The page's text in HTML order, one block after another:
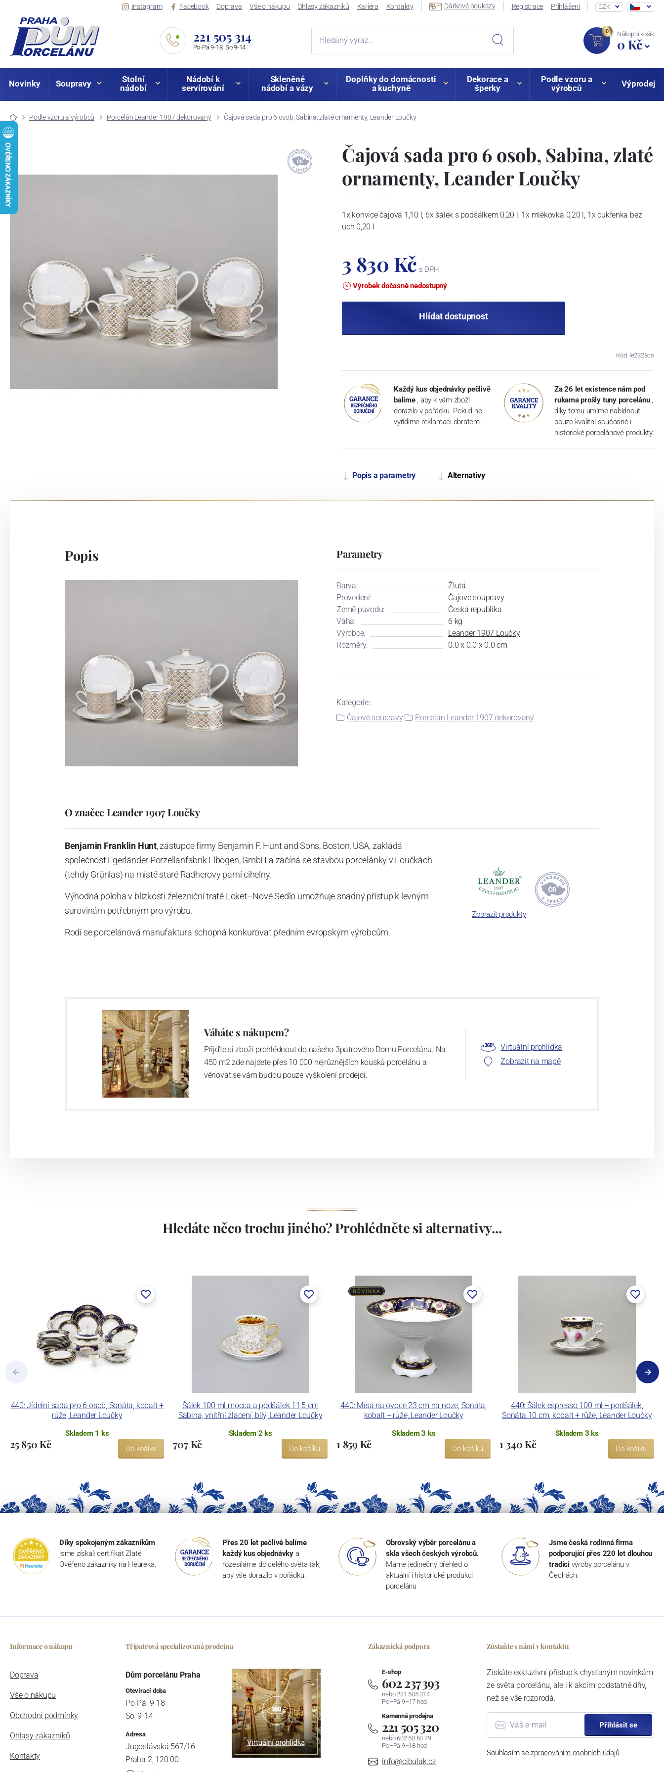
Instagram Facebook Doprava Vše o nákupu Ohlasy zákazníků Kariéra Kontakty Dárkové poukazy Registrace Přihlášení CZK
221 505 314
Po-Pá 9-18, So 9-14
0 Nákupní košík
0 Kč
Novinky Soupravy
Stolní
nádobí
Nádobí k
servírování
Skleněné
nádobí a vázy
Doplňky do domácnosti
a kuchyně
Dekorace a
šperky
Podle vzoru a
výrobců
Výprodej
Podle vzoru a výrobců Porcelán Leander 1907 dekorovaný Čajová sada pro 6 osob, Sabina, zlaté ornamenty, Leander Loučky
Čajová sada pro 6 osob, Sabina, zlaté
ornamenty, Leander Loučky
1x konvice čajová 1,10 l, 6x šálek s podšálkem 0,20 l, 1x mlékovka 0,20 l, 1x cukřenka bez
uch 0,20 l
3 830 Kč s DPH
Výrobek dočasně nedostupný
Hlídat dostupnost
Kód: le2328cs
Každý kus objednávky pečlivě
balíme , aby k vám zboží
dorazilo v pořádku. Pokud ne,
vyřídíme reklamaci obratem.
Za 26 let existence nám pod
rukama prošly tuny porcelánu ,
díky tomu umíme nabídnout
pouze kvalitní současné i
historické porcelánové produkty.
Popis a parametry Alternativy
Popis Parametry
Barva:
Žlutá
Provedení:
Čajové soupravy
Země původu:
Česká republika
Váha:
6 kg
Výrobce:
Leander 1907 Loučky
Rozměry:
0.0 x 0.0 x 0.0 cm
Kategorie:
Čajové soupravy
Porcelán Leander 1907 dekorovaný
O značce Leander 1907 Loučky
Benjamin Franklin Hunt, zástupce firmy Benjamin F. Hunt and Sons, Boston, USA, zakládá
společnost Egerländer Porzellanfabrik Elbogen, GmbH a začíná se stavbou porcelánky v Loučkách
(tehdy Grünlas) na místě staré Radherovy parní cihelny.
Výhodná poloha v blízkosti železniční tratě Loket–Nové Sedlo umožňuje snadný přístup k levným
surovinám potřebným pro výrobu.
Rodí se porcelánová manufaktura schopná konkurovat předním evropským výrobcům.
Zobrazit produkty
Váháte s nákupem?
Přijďte si zboží prohlédnout do našeho 3patrového Domu Porcelánu. Na
450 m2 zde najdete přes 10 000 nejrůznějších kousků porcelánu a
věnovat se vám budou pouze vyškolení prodejci.
Virtuální prohlídka
Zobrazit na mapě
Hledáte něco trochu jiného? Prohlédněte si alternativy...
440: Jídelní sada pro 6 osob, Sonáta, kobalt +
růže, Leander Loučky
Skladem 1 ks
25 850 Kč Do košíku
Šálek 100 ml mocca a podšálek 11,5 cm
Sabina, vnitřní zlacení, bílý, Leander Loučky
Skladem 2 ks
707 Kč Do košíku
440: Mísa na ovoce 23 cm na noze, Sonáta,
kobalt + růže, Leander Loučky
NOVINKA
Skladem 3 ks
1 859 Kč Do košíku
440: Šálek espresso 100 ml + podšálek,
Sonáta 10 cm, kobalt + růže, Leander Loučky
Skladem 3 ks
1 340 Kč Do košíku
Díky spokojeným zákazníkům
jsme získali certifikát Zlaté
Ověřeno zákazníky na Heureka.
Přes 20 let pečlivě balíme
každý kus objednávky a
rozesíláme do celého světa tak,
aby vše dorazilo v pořádku.
Obrovský výběr porcelánu a
skla všech českých výrobců.
Máme jedinečný přehled o
aktuální i historické produkci
porcelánu
Jsme česká rodinná firma
podporující přes 220 let dlouhou
tradici výroby porcelánu v
Čechách.
Informace o nákupu
Doprava
Vše o nákupu
Obchodní podmínky
Ohlasy zákazníků
Kontakty
Třípatrová specializovaná prodejna
Dům porcelánu Praha
Otevírací doba
Po-Pá: 9-18
So: 9-14
Adresa
Jugoslávská 567/16
Praha 2, 120 00
Zákaznická podpora
E-shop
602 237 393
nebo 221 505 314
Po–Pá 9–17 hod
Kamenná prodejna
221 505 320
nebo 602 50 60 79
Po–Pá 9–18 hod
info@cibulak.cz
Zůstaňte s námi v kontaktu
Získáte exkluzivní přístup k chystaným novinkám
ze světa porcelánu, ale i k akcím podstatně dřív,
než se vše rozprodá.
Přihlásit se
Souhlasím sezpracováním osobních údajů